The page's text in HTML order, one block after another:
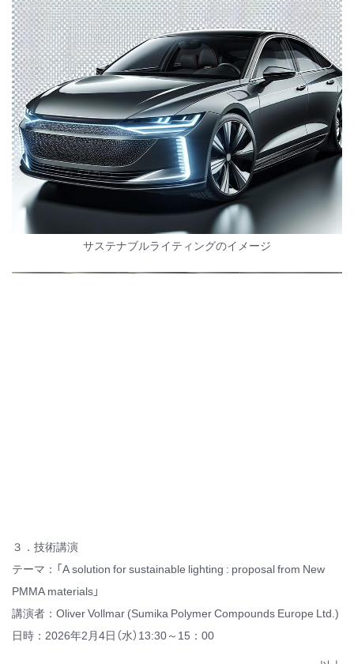
サステナブルライティングのイメージ
３．技術講演
テーマ：「A solution for sustainable lighting : proposal from New
PMMA materials」
講演者：Oliver Vollmar (Sumika Polymer Compounds Europe Ltd.)
日時：2026年2月4日（水）13:30～15：00